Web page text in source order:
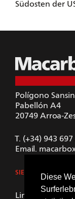
Diese
Südosten der
Polígono
Pabellón A4
20749 Arroa-
T. (+34) 943 697
Email.
SIEHE GOOGLE
LinkedIn